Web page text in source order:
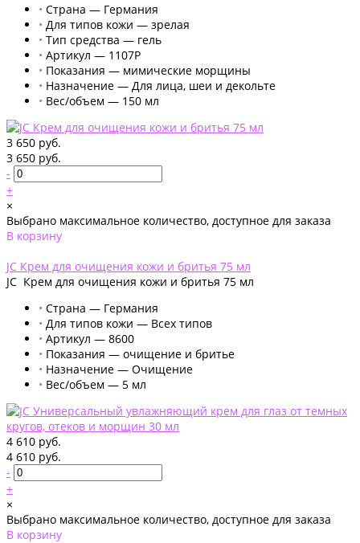
• Страна — Германия
• Для типов кожи — зрелая
• Тип средства — гель
• Артикул — 1107P
• Показания — мимические морщины
• Назначение — Для лица, шеи и декольте
• Вес/объем — 150 мл
3 650 руб.
3 650 руб.
-
+
×
Выбрано максимальное количество, доступное для заказа
В корзину
JC Крем для очищения кожи и бритья 75 мл
JC Крем для очищения кожи и бритья 75 мл
• Страна — Германия
• Для типов кожи — Всех типов
• Артикул — 8600
• Показания — очищение и бритье
• Назначение — Очищение
• Вес/объем — 5 мл
4 610 руб.
4 610 руб.
-
+
×
Выбрано максимальное количество, доступное для заказа
В корзину